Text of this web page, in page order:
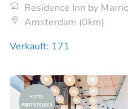
Residence Inn by
Amsterdam (0km)
Verkauft: 171